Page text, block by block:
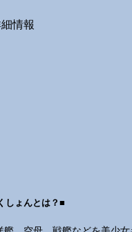
情報
しょんとは？■